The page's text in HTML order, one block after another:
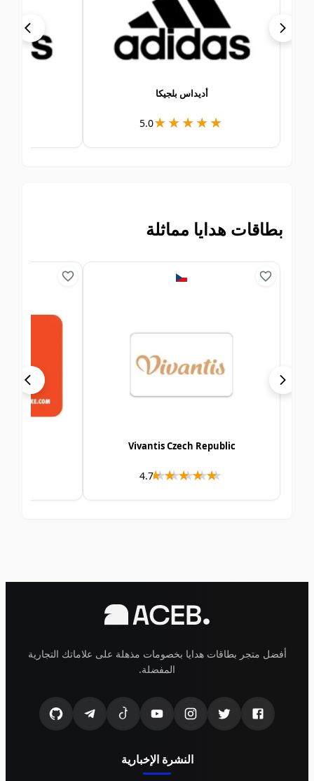
أديداس بلجيكا
★★★★★
★★★★★
5.0
بطاقات هدايا مماثلة
Vivantis Czech Republic
★★★★★
★★★★★
4.7
أفضل متجر بطاقات هدايا بخصومات مذهلة على علاماتك التجارية
المفضلة.
النشرة الإخبارية